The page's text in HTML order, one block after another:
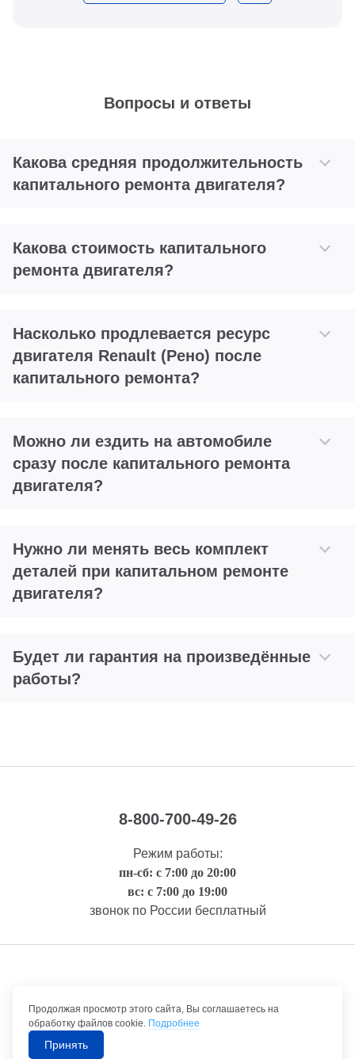
Вопросы и ответы
Какова средняя продолжительность
капитального ремонта двигателя?
Какова стоимость капитального
ремонта двигателя?
Насколько продлевается ресурс
двигателя Renault (Рено) после
капитального ремонта?
Можно ли ездить на автомобиле
сразу после капитального ремонта
двигателя?
Нужно ли менять весь комплект
деталей при капитальном ремонте
двигателя?
Будет ли гарантия на произведённые
работы?
8-800-700-49-26
Режим работы:
пн-сб: с 7:00 до 20:00
вс: с 7:00 до 19:00
звонок по России бесплатный
Правовая информация
©1992-2026 ТрансТехСервис – продажа и обслуживание автомобилей.
Продолжая просмотр этого сайта, Вы соглашаетесь на
обработку файлов cookie. Подробнее
Принять